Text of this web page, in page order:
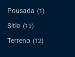
Pousada (1)
Sítio (13)
Terreno (12)